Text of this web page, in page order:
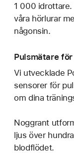
1 000
våra hörlurar
någonsin.
Pulsmätare
Vi utvecklade
sensorer för
om dina
Noggrant
ljus över
blodflödet.